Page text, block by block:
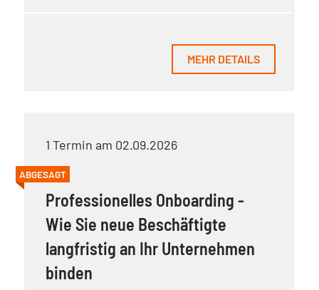
MEHR DETAILS
1 Termin am 02.09.2026
ABGESAGT
Professionelles Onboarding -
Wie Sie neue Beschäftigte
langfristig an Ihr Unternehmen
binden